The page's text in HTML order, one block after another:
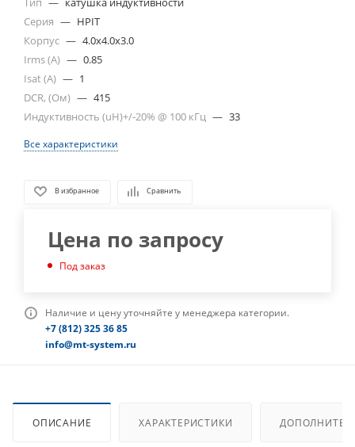
Серия — HPIT
Корпус — 4.0x4.0x3.0
Irms (A) — 0.85
Isat (A) — 1
DCR, (Ом) — 415
Индуктивность (uH)+/-20% @ 100 кГц — 33
Все характеристики
В избранное Сравнить
Цена по запросу
Под заказ
Наличие и цену уточняйте у менеджера категории.
+7 (812) 325 36 85
info@mt-system.ru
ОПИСАНИЕ ХАРАКТЕРИСТИКИ